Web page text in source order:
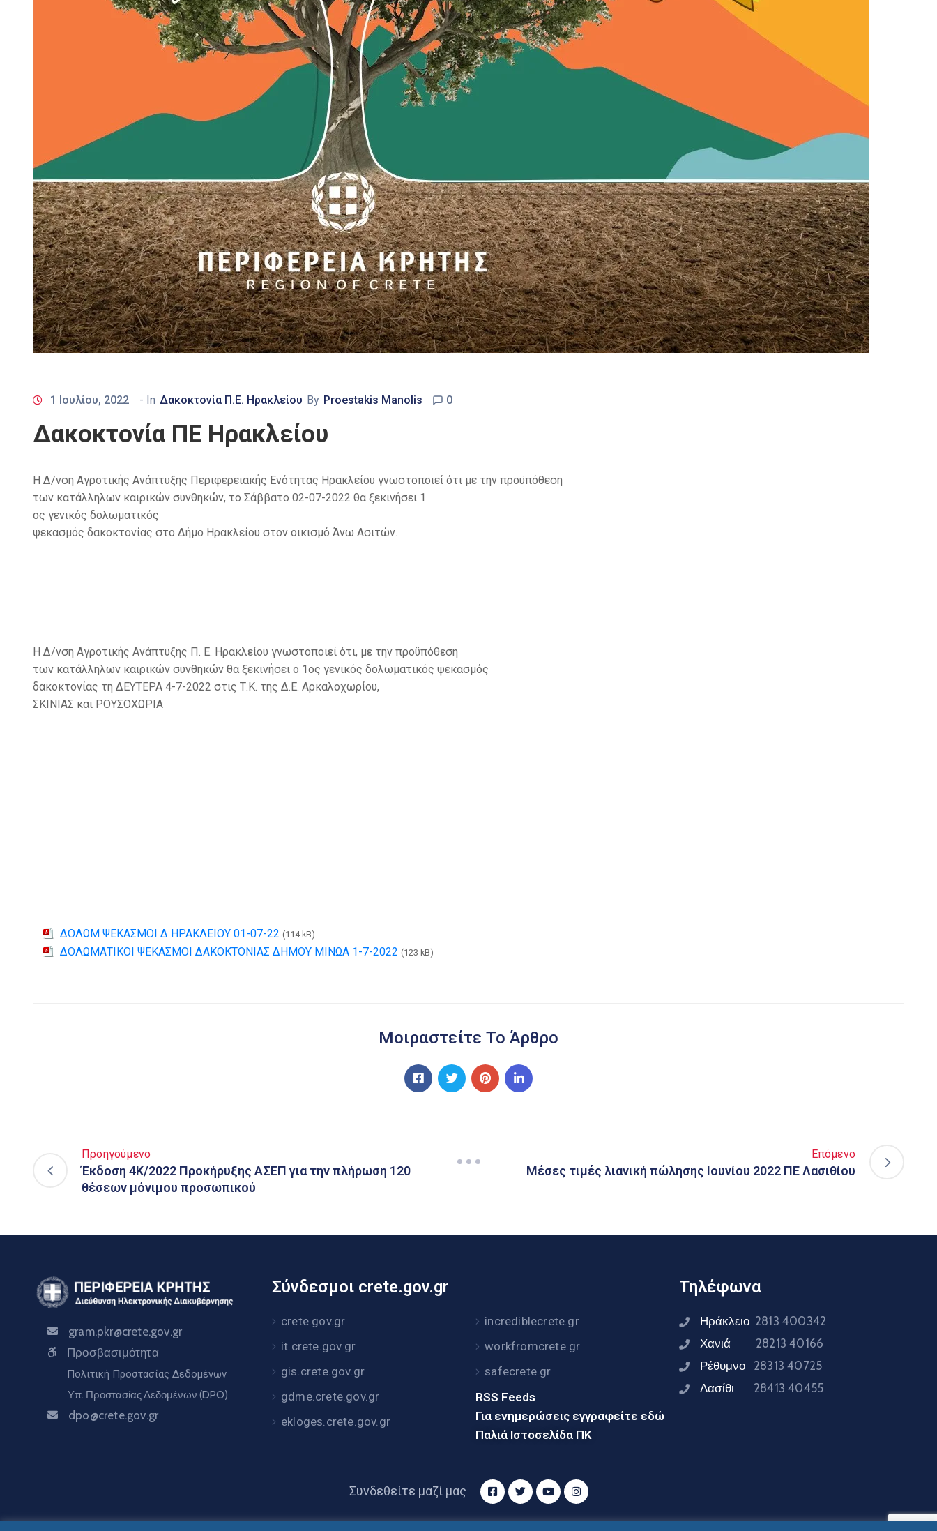
1 Ιουλίου, 2022 - In Δακοκτονία Π.Ε. Ηρακλείου By Proestakis Manolis 0
Δακοκτονία ΠΕ Ηρακλείου
Η Δ/νση Αγροτικής Ανάπτυξης Περιφερειακής Ενότητας Ηρακλείου γνωστοποιεί ότι με την προϋπόθεση
των κατάλληλων καιρικών συνθηκών, το Σάββατο 02-07-2022 θα ξεκινήσει 1
ος γενικός δολωματικός
ψεκασμός δακοκτονίας στο Δήμο Ηρακλείου στον οικισμό Άνω Ασιτών.
Η Δ/νση Αγροτικής Ανάπτυξης Π. Ε. Ηρακλείου γνωστοποιεί ότι, με την προϋπόθεση
των κατάλληλων καιρικών συνθηκών θα ξεκινήσει ο 1ος γενικός δολωματικός ψεκασμός
δακοκτονίας τη ΔΕΥΤΕΡΑ 4-7-2022 στις Τ.Κ. της Δ.Ε. Αρκαλοχωρίου,
ΣΚΙΝΙΑΣ και ΡΟΥΣΟΧΩΡΙΑ
ΔΟΛΩΜ ΨΕΚΑΣΜΟΙ Δ ΗΡΑΚΛΕΙΟΥ 01-07-22 (114 kB)
ΔΟΛΩΜΑΤΙΚΟΙ ΨΕΚΑΣΜΟΙ ΔΑΚΟΚΤΟΝΙΑΣ ΔΗΜΟΥ ΜΙΝΩΑ 1-7-2022 (123 kB)
Μοιραστείτε Το Άρθρο
Προηγούμενο
Έκδοση 4Κ/2022 Προκήρυξης ΑΣΕΠ για την πλήρωση 120
θέσεων μόνιμου προσωπικού
Επόμενο
Μέσες τιμές λιανική πώλησης Ιουνίου 2022 ΠΕ Λασιθίου
gram.pkr@crete.gov.gr
Προσβασιμότητα
Πολιτική Προστασίας Δεδομένων
Υπ. Προστασίας Δεδομένων (DPO)
dpo@crete.gov.gr
Σύνδεσμοι crete.gov.gr
crete.gov.gr
it.crete.gov.gr
gis.crete.gov.gr
gdme.crete.gov.gr
ekloges.crete.gov.gr
incrediblecrete.gr
workfromcrete.gr
safecrete.gr
RSS Feeds
Για ενημερώσεις εγγραφείτε εδώ
Παλιά Ιστοσελίδα ΠΚ
Τηλέφωνα
Ηράκλειο 2813 400342
Χανιά 28213 40166
Ρέθυμνο 28313 40725
Λασίθι 28413 40455
Συνδεθείτε μαζί μας